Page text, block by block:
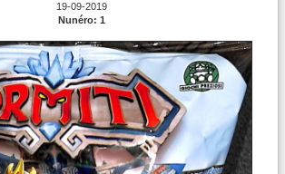
19-09-2019
Nunéro: 1